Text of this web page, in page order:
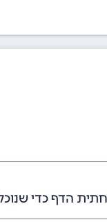
הדף כדי